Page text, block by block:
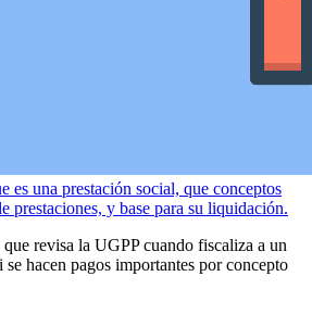
es una prestación social, que conceptos
prestaciones, y base para su liquidación.
que revisa la UGPP cuando fiscaliza a un
se hacen pagos importantes por concepto